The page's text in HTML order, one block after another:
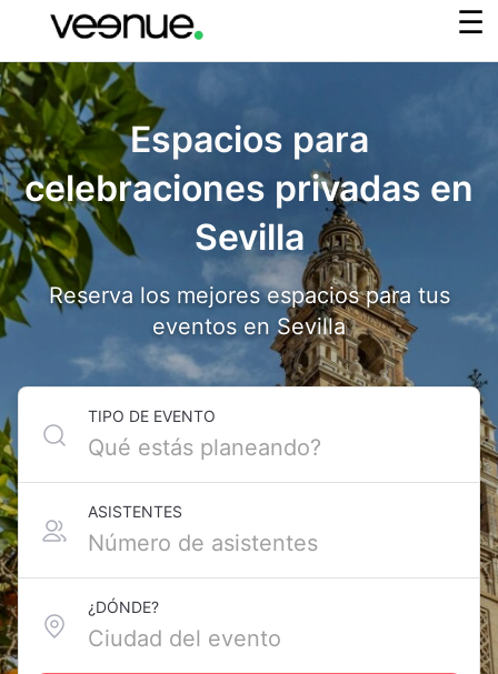
Espacios para
celebraciones privadas en
Sevilla
Reserva los mejores espacios para tus
eventos en Sevilla
TIPO DE EVENTO
ASISTENTES
¿DÓNDE?